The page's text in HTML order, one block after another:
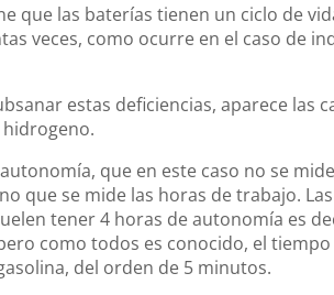
que las baterías tienen un ciclo de
veces, como ocurre en el caso de
estas deficiencias, aparece las
que en este caso no se
que se mide las horas de trabajo.
tener 4 horas de autonomía es
como todos es conocido, el
del orden de 5 minutos.